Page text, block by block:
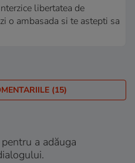
libertatea de
o ambasada si te astepti sa
(15)
pentru a adăuga